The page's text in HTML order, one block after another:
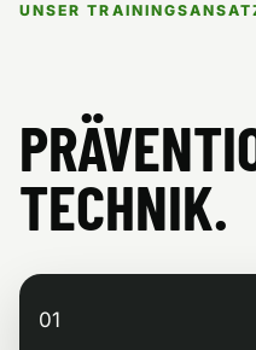
UNSER
TECHNIK.
01